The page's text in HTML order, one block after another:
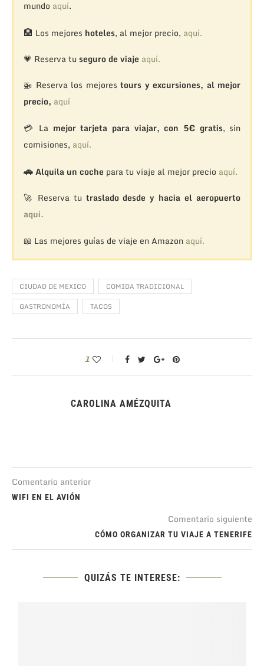
mundo aquí.
🏨 Los mejores hoteles, al mejor precio, aquí.
💗 Reserva tu seguro de viaje aquí.
🚁 Reserva los mejorestours y excursiones, al mejor
precio, aquí
💳 La mejor tarjeta para viajar, con 5€ gratis, sin
comisiones, aquí.
🚗Alquila un coche para tu viaje al mejor precio aquí.
🚀 Reserva tu traslado desde y hacia el aeropuerto
aquí.
📖 Las mejores guías de viaje en Amazon aquí.
CIUDAD DE MEXICO
COMIDA TRADICIONAL
GASTRONOMÍA
TACOS
1
CAROLINA AMÉZQUITA
Comentario anterior
WIFI EN EL AVIÓN
Comentario siguiente
CÓMO ORGANIZAR TU VIAJE A TENERIFE
QUIZÁS TE INTERESE: